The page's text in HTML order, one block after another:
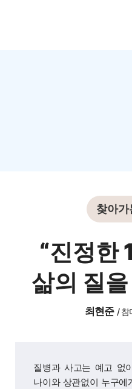
찾아가
“진정한
삶의 질
최현준 /참
질병과 사고는 예고 없
나이와 상관없이 누구에